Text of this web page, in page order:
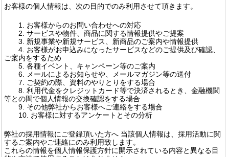
お客様の個人情報は、次の目的でのみ利用させて頂きます。
1. お客様からのお問い合わせへの対応
2. サービスや物件、商品に関する情報提供やご提案
3. 新規事業や新規サービス、新商品のご案内や情報提供
4. お客様がお申込みになったサービスなどのご提供及び確認、
ご案内をするため
5. 各種イベント、キャンペーン等のご案内
6. メールによるお知らせや、メールマガジン等の送付
7. ご契約の際、資料のやりとりをする場合
8. 利用代金をクレジットカード等で決済されるとき、金融機関
等との間で個人情報の交換確認をする場合
9. その他弊社からお客様へご連絡をする場合
10. お客様に対するアンケートとその分析
弊社の採用情報にご登録頂いた方へ 当該個人情報は、採用活動に関
するご案内やご連絡にのみ利用致します。
これらの情報を個人情報保護方針に開示されている内容と異なる目